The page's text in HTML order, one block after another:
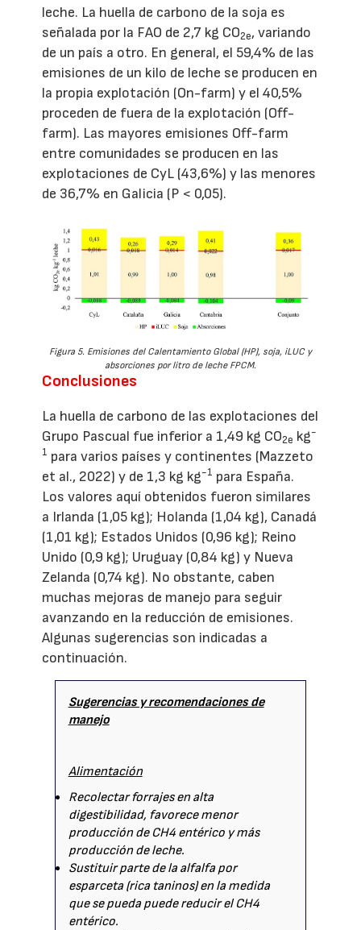
leche. La huella de carbono de la soja es
señalada por la FAO de 2,7 kg CO2e, variando
de un país a otro. En general, el 59,4% de las
emisiones de un kilo de leche se producen en
la propia explotación (On-farm) y el 40,5%
proceden de fuera de la explotación (Off-
farm). Las mayores emisiones Off-farm
entre comunidades se producen en las
explotaciones de CyL (43,6%) y las menores
de 36,7% en Galicia (P < 0,05).
Figura 5. Emisiones del Calentamiento Global (HP), soja, iLUC y
absorciones por litro de leche FPCM.
Conclusiones
La huella de carbono de las explotaciones del
Grupo Pascual fue inferior a 1,49 kg CO2e kg-
1 para varios países y continentes (Mazzeto
et al., 2022) y de 1,3 kg kg-1 para España.
Los valores aquí obtenidos fueron similares
a Irlanda (1,05 kg); Holanda (1,04 kg), Canadá
(1,01 kg); Estados Unidos (0,96 kg); Reino
Unido (0,9 kg); Uruguay (0,84 kg) y Nueva
Zelanda (0,74 kg). No obstante, caben
muchas mejoras de manejo para seguir
avanzando en la reducción de emisiones.
Algunas sugerencias son indicadas a
continuación.
Sugerencias y recomendaciones de
manejo
Alimentación
Recolectar forrajes en alta
digestibilidad, favorece menor
producción de CH4 entérico y más
producción de leche.
Sustituir parte de la alfalfa por
esparceta (rica taninos) en la medida
que se pueda puede reducir el CH4
entérico.